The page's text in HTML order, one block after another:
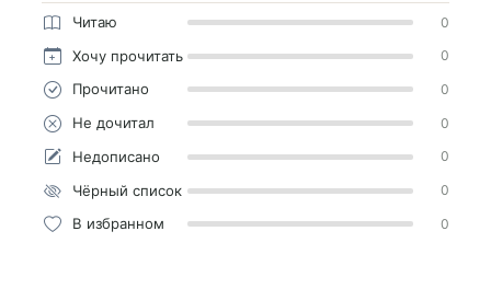
Читаю 0
Хочу прочитать 0
Прочитано 0
Не дочитал 0
Недописано 0
Чёрный список 0
В избранном 0